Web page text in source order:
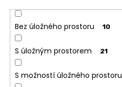
Bez úložného prostoru 10
S úložným prostorem 21
S možností úložného prostoru